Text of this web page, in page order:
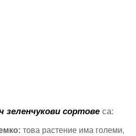
зеленчукови сортове са:
това растение има големи,